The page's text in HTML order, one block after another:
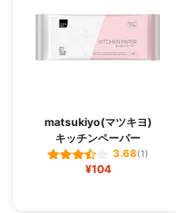
matsukiyo(マツキヨ)
キッチンペーパー
3.68(1)
¥104